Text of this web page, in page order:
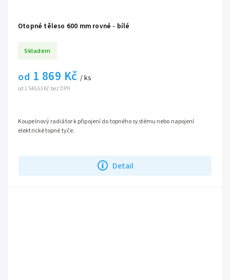
Otopné těleso 600 mm rovné - bílé
Skladem
od 1 544,63 Kč bez DPH
od 1 869 Kč / ks
Detail
Koupelnový radiátor k připojení do topného systému nebo napojení
elektrické topné tyče.